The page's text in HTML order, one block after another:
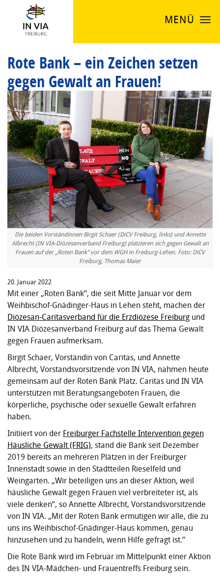
MENÜ
Rote Bank – ein Zeichen setzen
gegen Gewalt an Frauen!
Die beiden Vorständinnen Birgit Schaer (DiCV Freiburg, links) und Annette
Albrecht (IN VIA-Diözesanverband Freiburg) platzieren sich gegen Gewalt an
Frauen auf der „Roten Bank“ vor dem WGH in Freiburg-Lehen. Foto: DiCV
Freiburg, Thomas Maier
20. Januar 2022
Mit einer „Roten Bank“, die seit Mitte Januar vor dem
Weihbischof-Gnädinger-Haus in Lehen steht, machen der
Diözesan-Caritasverband für die Erzdiözese Freiburg und
IN VIA Diözesanverband Freiburg auf das Thema Gewalt
gegen Frauen aufmerksam.
Birgit Schaer, Vorständin von Caritas, und Annette
Albrecht, Vorstandsvorsitzende von IN VIA, nahmen heute
gemeinsam auf der Roten Bank Platz. Caritas und IN VIA
unterstützen mit Beratungsangeboten Frauen, die
körperliche, psychische oder sexuelle Gewalt erfahren
haben.
Initiiert von der Freiburger Fachstelle Intervention gegen
Häusliche Gewalt (FRIG), stand die Bank seit Dezember
2019 bereits an mehreren Plätzen in der Freiburger
Innenstadt sowie in den Stadtteilen Rieselfeld und
Weingarten. „Wir beteiligen uns an dieser Aktion, weil
häusliche Gewalt gegen Frauen viel verbreiteter ist, als
viele denken“, so Annette Albrecht, Vorstandsvorsitzende
von IN VIA. „Mit der Roten Bank ermutigen wir alle, die zu
uns ins Weihbischof-Gnädinger-Haus kommen, genau
hinzusehen und zu handeln, wenn Hilfe gefragt ist.“
Die Rote Bank wird im Februar im Mittelpunkt einer Aktion
des IN VIA-Mädchen- und Frauentreffs Freiburg sein.